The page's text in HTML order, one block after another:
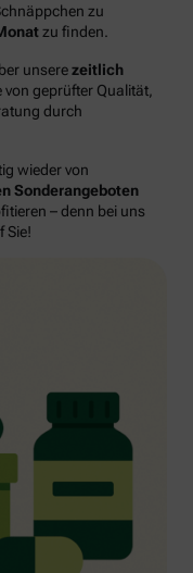
zu
zu finden.
unserezeitlich
geprüfter Qualität,
durch
wieder von
Sonderangeboten
– denn bei uns
Sie!